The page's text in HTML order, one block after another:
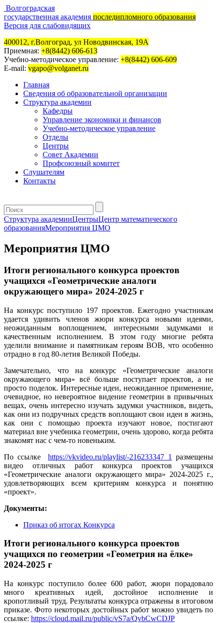
Волгоградская
государственная академия последипломного образования
Версия для слабовидящих
400012, г.Волгоград, ул Новодвинская, 19А
Приемная: +8(8442) 606-613
Учебно-методическое управление: +8(8442) 606-609
E-mail: vgapo@volganet.ru
Главная
Сведения об образовательной организации
Структура академии
Кафедры
Управление экономики и финансов
Учебно-методическое управление
Отделы
Центры
Совет Академии
Профсоюзный комитет
Слушателям
Контакты
Структура академииЦентрыЦентр математического
образованияМероприятия ЦМО
Мероприятия ЦМО
Итоги регионального конкурса проектов
учащихся «Геометрические аналоги
окружающего мира» 2024-2025 г
На конкурс поступило 197 проектов. Ежегодно участникам
удается удивить членов жюри конкурса новыми идеями,
неожиданным воплощением, интересными задумками и
качественным исполнением. В этом году многие ребята
уделили внимание и памятникам героям ВОВ, что особенно
отрадно в год 80-летия Великой Победы.
Замечательно, что на конкурс «Геометрические аналоги
окружающего мира» всё больше поступает проектов, а не
просто поделок. Интересные идеи, неожиданное применение,
очевидное, но невероятное видение геометрии в привычных
вещах, очень интересно изучать задумки участников, видеть,
как они из подручных средств воплощают свои идеи в жизнь,
как они с помощью проекта изучают новое, постигают
материал вне учебника геометрии, очень здорово, когда ребята
знакомят нас с чем-то новеньким.
По ссылкеhttps://vkvideo.ru/playlist/-216233347_1
размещены
видео отличных работ конкурса проектов учащихся
«Геометрические аналоги окружающего мира» 2024-2025 г.,
удовлетворяющих всем критериям конкурса и понятию
«проект».
Документы:
Приказ об итогах Конкурса
Итоги регионального конкурса проектов
учащихся по геометрии «Геометрия на ёлке»
2024-2025 г
На конкурс поступило более 600 работ, жюри порадовало
много креативных идей, достойное исполнение и
кропотливый труд. Результаты конкурса отражены в итоговом
приказе. Фото некоторых достойных работ можно увидеть по
ссылке: https://cloud.mail.ru/public/vS7a/QvbCwCDJP